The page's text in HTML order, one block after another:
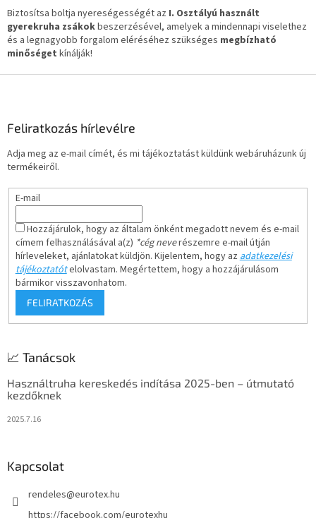
Biztosítsa boltja nyereségességét az I. Osztályú használt
gyerekruha zsákokbeszerzésével, amelyek a mindennapi viselethez
és a legnagyobb forgalom eléréséhez szükséges megbízható
minőséget kínálják!
Feliratkozás hírlevélre
Adja meg az e-mail címét, és mi tájékoztatást küldünk webáruházunk új
termékeiről.
E-mail
Hozzájárulok, hogy az általam önként megadott nevem és e-mail
címem felhasználásával a(z) *cég neverészemre e-mail útján
hírleveleket, ajánlatokat küldjön. Kijelentem, hogy azadatkezelési
tájékoztatótelolvastam. Megértettem, hogy a hozzájárulásom
bármikor visszavonhatom.
FELIRATKOZÁS
📈 Tanácsok
Használtruha kereskedés indítása 2025-ben – útmutató
kezdőknek
2025.7.16
Kapcsolat
rendeles@eurotex.hu
https://facebook.com/eurotexhu